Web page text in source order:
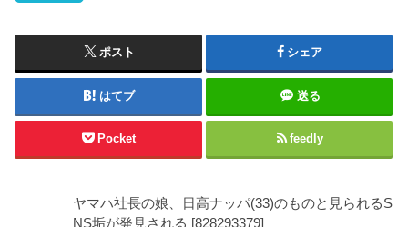
ポスト シェア
はてブ 送る
Pocket feedly
ヤマハ社長の娘、日高ナッパ(33)のものと見られるS
NS垢が発見される [828293379]